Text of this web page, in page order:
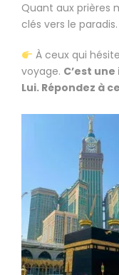
Quant aux prières
clés vers le paradis.
À ceux qui
voyage. C’est
Lui. Répondez à